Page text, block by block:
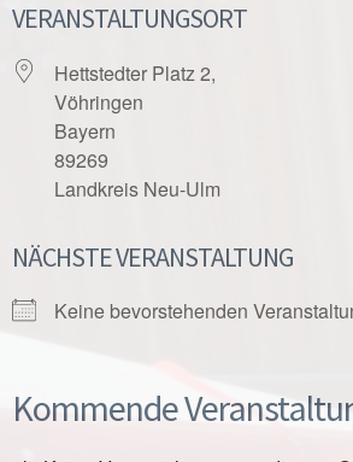
VERANSTALTUNGSORT
Hettstedter Platz 2,
Vöhringen
Bayern
89269
Landkreis Neu-Ulm
NÄCHSTE VERANSTALTUNG
Keine bevorstehenden
Kommende